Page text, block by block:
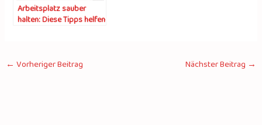
Arbeitsplatz sauber
halten: Diese Tipps helfen
← Vorheriger Beitrag Nächster Beitrag →